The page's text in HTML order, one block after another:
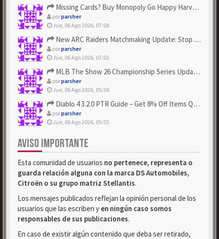
Missing Cards? Buy Monopoly Go Happy Harvest with Looney Tun...
porparsher
Jue, 06 Ago 2026, 07:08
New ARC Raiders Matchmaking Update: Stop Failed - Grab Bluep...
porparsher
Jue, 06 Ago 2026, 07:03
MLB The Show 26 Championship Series Update! Get Cheap & ...
porparsher
Jue, 06 Ago 2026, 05:59
Diablo 4 3.2.0 PTR Guide – Get 8% Off Items Quickly to Test ...
porparsher
Jue, 06 Ago 2026, 05:55
AVISO IMPORTANTE
Esta comunidad de usuarios no pertenece, representa o
guarda relación alguna con la marca DS Automobiles,
Citroën o su grupo matriz Stellantis.
Los mensajes publicados reflejan la opinión personal de los
usuarios que las escriben y en ningún caso somos
responsables de sus publicaciones.
En caso de existir algún contenido que deba ser retirado,